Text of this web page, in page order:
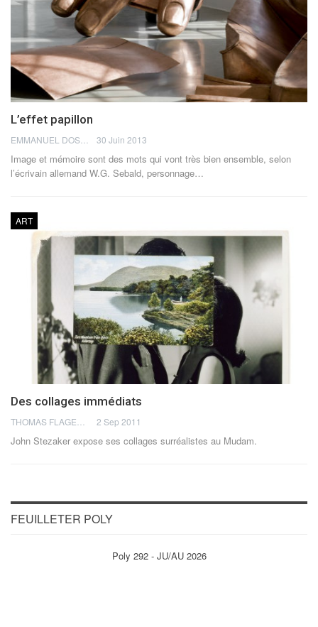
L’effet papillon
30 Juin 2013
Image et mémoire sont des mots qui vont très bien ensemble, selon
l’écrivain allemand W.G. Sebald, personnage…
ART
Des collages immédiats
2 Sep 2011
John Stezaker expose ses collages surréalistes au Mudam.
FEUILLETER POLY
Poly 292 - JU/AU 2026